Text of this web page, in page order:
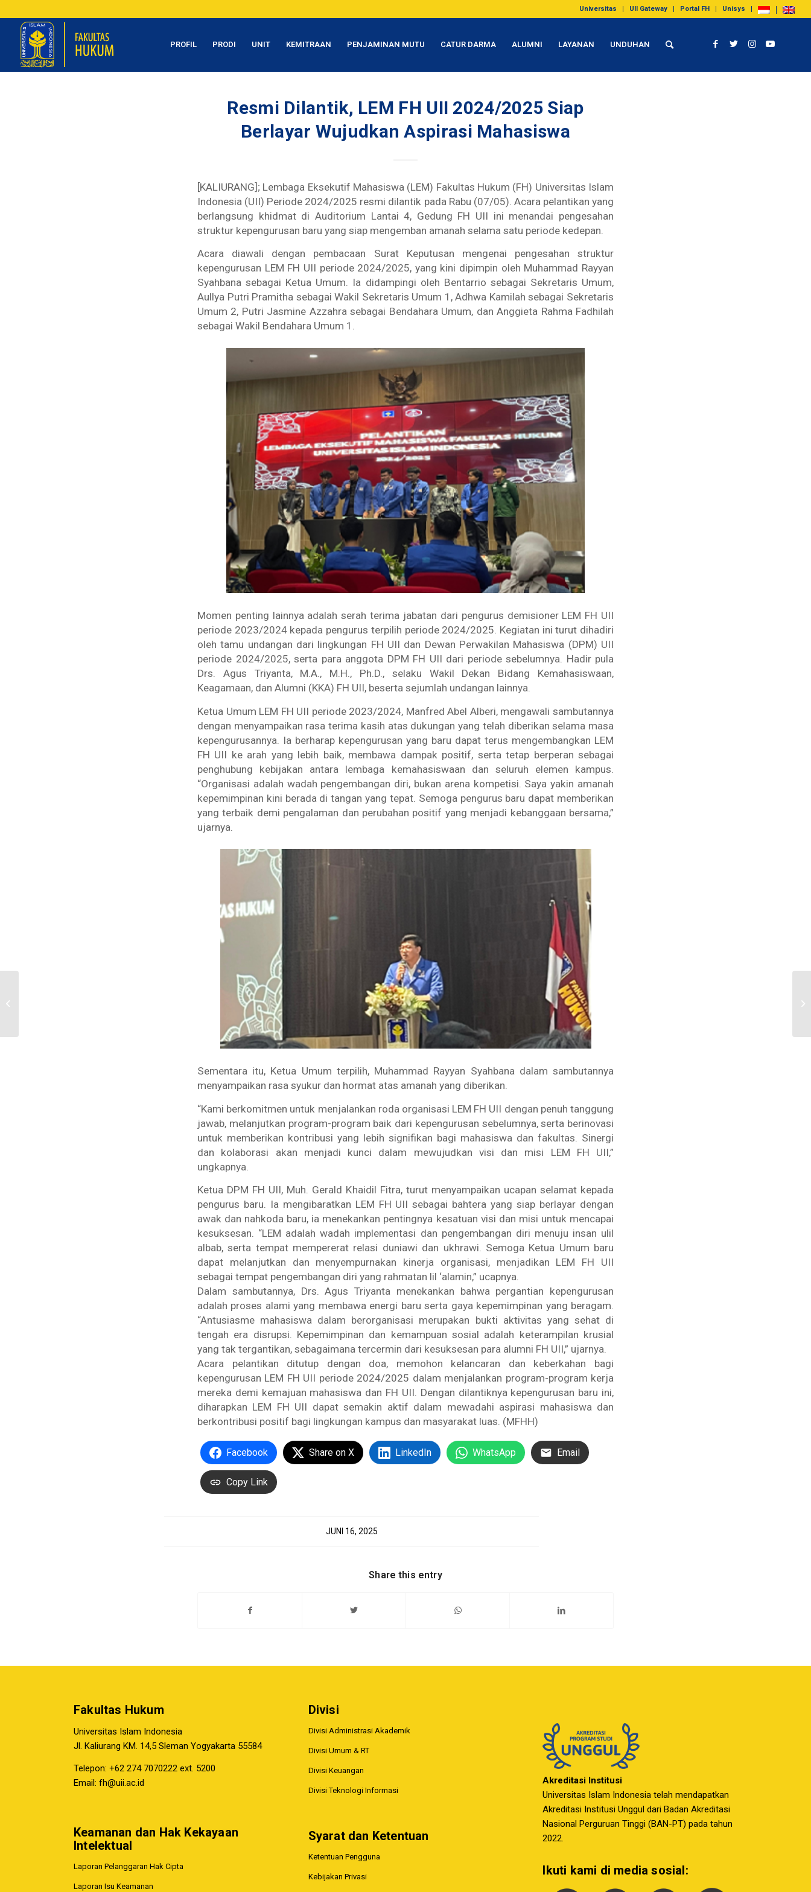
Universitas UII Gateway Portal FH Unisys
PROFIL PRODI UNIT KEMITRAAN PENJAMINAN MUTU CATUR DARMA ALUMNI LAYANAN UNDUHAN
Resmi Dilantik, LEM FH UII 2024/2025 Siap
Berlayar Wujudkan Aspirasi Mahasiswa
[KALIURANG]; Lembaga Eksekutif Mahasiswa (LEM) Fakultas Hukum (FH) Universitas Islam
Indonesia (UII) Periode 2024/2025 resmi dilantik pada Rabu (07/05). Acara pelantikan yang
berlangsung khidmat di Auditorium Lantai 4, Gedung FH UII ini menandai pengesahan
struktur kepengurusan baru yang siap mengemban amanah selama satu periode kedepan.
Acara diawali dengan pembacaan Surat Keputusan mengenai pengesahan struktur
kepengurusan LEM FH UII periode 2024/2025, yang kini dipimpin oleh Muhammad Rayyan
Syahbana sebagai Ketua Umum. Ia didampingi oleh Bentarrio sebagai Sekretaris Umum,
Aullya Putri Pramitha sebagai Wakil Sekretaris Umum 1, Adhwa Kamilah sebagai Sekretaris
Umum 2, Putri Jasmine Azzahra sebagai Bendahara Umum, dan Anggieta Rahma Fadhilah
sebagai Wakil Bendahara Umum 1.
Momen penting lainnya adalah serah terima jabatan dari pengurus demisioner LEM FH UII
periode 2023/2024 kepada pengurus terpilih periode 2024/2025. Kegiatan ini turut dihadiri
oleh tamu undangan dari lingkungan FH UII dan Dewan Perwakilan Mahasiswa (DPM) UII
periode 2024/2025, serta para anggota DPM FH UII dari periode sebelumnya. Hadir pula
Drs. Agus Triyanta, M.A., M.H., Ph.D., selaku Wakil Dekan Bidang Kemahasiswaan,
Keagamaan, dan Alumni (KKA) FH UII, beserta sejumlah undangan lainnya.
Ketua Umum LEM FH UII periode 2023/2024, Manfred Abel Alberi, mengawali sambutannya
dengan menyampaikan rasa terima kasih atas dukungan yang telah diberikan selama masa
kepengurusannya. Ia berharap kepengurusan yang baru dapat terus mengembangkan LEM
FH UII ke arah yang lebih baik, membawa dampak positif, serta tetap berperan sebagai
penghubung kebijakan antara lembaga kemahasiswaan dan seluruh elemen kampus.
“Organisasi adalah wadah pengembangan diri, bukan arena kompetisi. Saya yakin amanah
kepemimpinan kini berada di tangan yang tepat. Semoga pengurus baru dapat memberikan
yang terbaik demi pengalaman dan perubahan positif yang menjadi kebanggaan bersama,”
ujarnya.
Sementara itu, Ketua Umum terpilih, Muhammad Rayyan Syahbana dalam sambutannya
menyampaikan rasa syukur dan hormat atas amanah yang diberikan.
“Kami berkomitmen untuk menjalankan roda organisasi LEM FH UII dengan penuh tanggung
jawab, melanjutkan program-program baik dari kepengurusan sebelumnya, serta berinovasi
untuk memberikan kontribusi yang lebih signifikan bagi mahasiswa dan fakultas. Sinergi
dan kolaborasi akan menjadi kunci dalam mewujudkan visi dan misi LEM FH UII,”
ungkapnya.
Ketua DPM FH UII, Muh. Gerald Khaidil Fitra, turut menyampaikan ucapan selamat kepada
pengurus baru. Ia mengibaratkan LEM FH UII sebagai bahtera yang siap berlayar dengan
awak dan nahkoda baru, ia menekankan pentingnya kesatuan visi dan misi untuk mencapai
kesuksesan. “LEM adalah wadah implementasi dan pengembangan diri menuju insan ulil
albab, serta tempat mempererat relasi duniawi dan ukhrawi. Semoga Ketua Umum baru
dapat melanjutkan dan menyempurnakan kinerja organisasi, menjadikan LEM FH UII
sebagai tempat pengembangan diri yang rahmatan lil ‘alamin,” ucapnya.
Dalam sambutannya, Drs. Agus Triyanta menekankan bahwa pergantian kepengurusan
adalah proses alami yang membawa energi baru serta gaya kepemimpinan yang beragam.
“Antusiasme mahasiswa dalam berorganisasi merupakan bukti aktivitas yang sehat di
tengah era disrupsi. Kepemimpinan dan kemampuan sosial adalah keterampilan krusial
yang tak tergantikan, sebagaimana tercermin dari kesuksesan para alumni FH UII,” ujarnya.
Acara pelantikan ditutup dengan doa, memohon kelancaran dan keberkahan bagi
kepengurusan LEM FH UII periode 2024/2025 dalam menjalankan program-program kerja
mereka demi kemajuan mahasiswa dan FH UII. Dengan dilantiknya kepengurusan baru ini,
diharapkan LEM FH UII dapat semakin aktif dalam mewadahi aspirasi mahasiswa dan
berkontribusi positif bagi lingkungan kampus dan masyarakat luas. (MFHH)
Facebook Share on X LinkedIn WhatsApp Email
Copy Link
JUNI 16, 2025
Share this entry
Fakultas Hukum
Universitas Islam Indonesia
Jl. Kaliurang KM. 14,5 Sleman Yogyakarta 55584
Telepon: +62 274 7070222 ext. 5200
Email: fh@uii.ac.id
Keamanan dan Hak Kekayaan
Intelektual
Laporan Pelanggaran Hak Cipta
Laporan Isu Keamanan
Divisi
Divisi Administrasi Akademik
Divisi Umum & RT
Divisi Keuangan
Divisi Teknologi Informasi
Syarat dan Ketentuan
Ketentuan Pengguna
Kebijakan Privasi
Akreditasi Institusi
Universitas Islam Indonesia telah mendapatkan
Akreditasi Institusi Unggul dari Badan Akreditasi
Nasional Perguruan Tinggi (BAN-PT) pada tahun
2022.
Ikuti kami di media sosial: